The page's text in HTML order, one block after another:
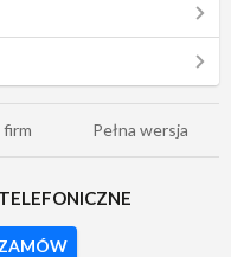
firm Pełna wersja